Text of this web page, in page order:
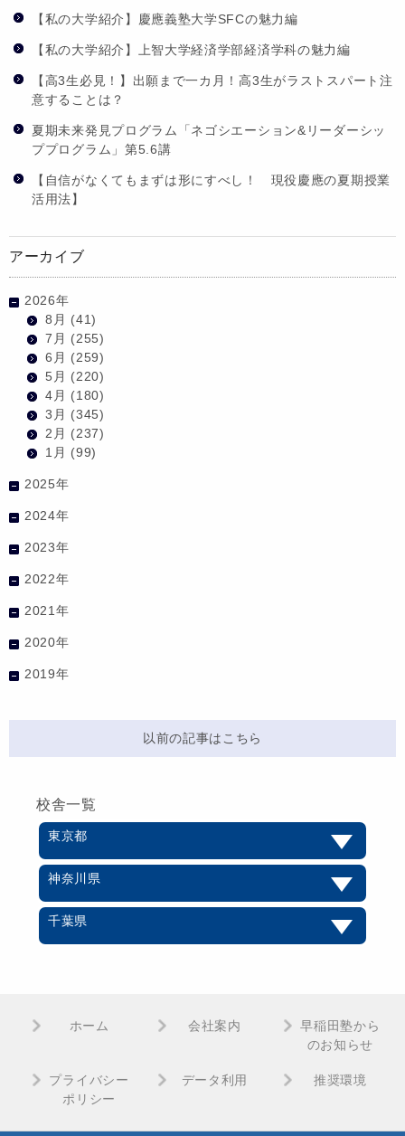
【私の大学紹介】慶應義塾大学SFCの魅力編
【私の大学紹介】上智大学経済学部経済学科の魅力編
【高3生必見！】出願まで一カ月！高3生がラストスパート注
意することは？
夏期未来発見プログラム「ネゴシエーション&リーダーシッ
ププログラム」第5.6講
【自信がなくてもまずは形にすべし！ 現役慶應の夏期授業
活用法】
アーカイブ
2026年
8月 (41)
7月 (255)
6月 (259)
5月 (220)
4月 (180)
3月 (345)
2月 (237)
1月 (99)
2025年
2024年
2023年
2022年
2021年
2020年
2019年
以前の記事はこちら
校舎一覧
東京都
神奈川県
千葉県
ホーム 会社案内
早稲田塾から
のお知らせ
プライバシー
ポリシー
データ利用 推奨環境